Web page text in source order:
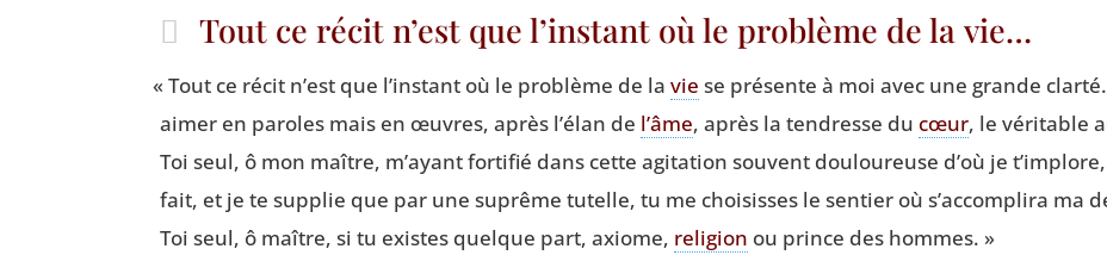
Tout ce récit n’est que l’instant où le problème de la vie…
« Tout ce récit n’est que l’instant où le pro­blème de la vie se pré­sente à moi avec une grande
aimer en paroles mais en œuvres, après l’élan de l’âme, après la ten­dresse du cœur, le véri­table
Toi seul, ô mon maître, m’ayant for­ti­fié dans cette agi­ta­tion sou­vent dou­lou­reuse d’où je
fait, et je te sup­plie que par une suprême tutelle, tu me choi­sisses le sen­tier où s’accomplira ma
Toi seul, ô maître, si tu existes quelque part, axiome, reli­gion ou prince des hommes. »